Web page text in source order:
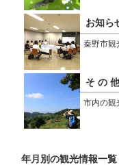
お知ら
秦野市観
そ の
市内の観
年月別の観光情報一覧